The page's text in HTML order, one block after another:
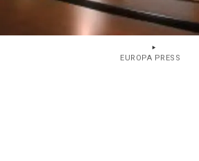
EUROPA PRESS